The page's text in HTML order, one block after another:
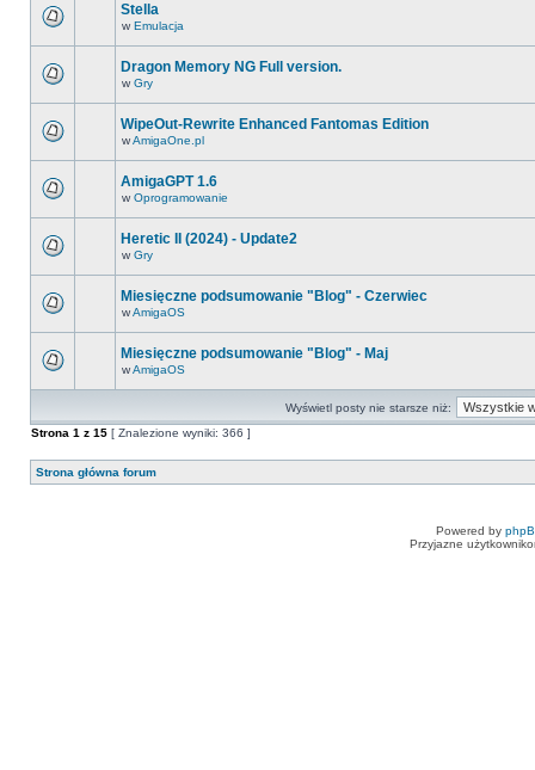
Stella
w Emulacja
Dragon Memory NG Full version.
w Gry
WipeOut-Rewrite Enhanced Fantomas Edition
wAmigaOne.pl
AmigaGPT 1.6
w Oprogramowanie
Heretic II (2024) - Update2
w Gry
Miesięczne podsumowanie "Blog" - Czerwiec
wAmigaOS
Miesięczne podsumowanie "Blog" - Maj
wAmigaOS
Wyświetl posty nie starsze niż:
Strona 1 z 15 [ Znalezione wyniki: 366 ]
Strona główna forum
Powered by
Przyjazne